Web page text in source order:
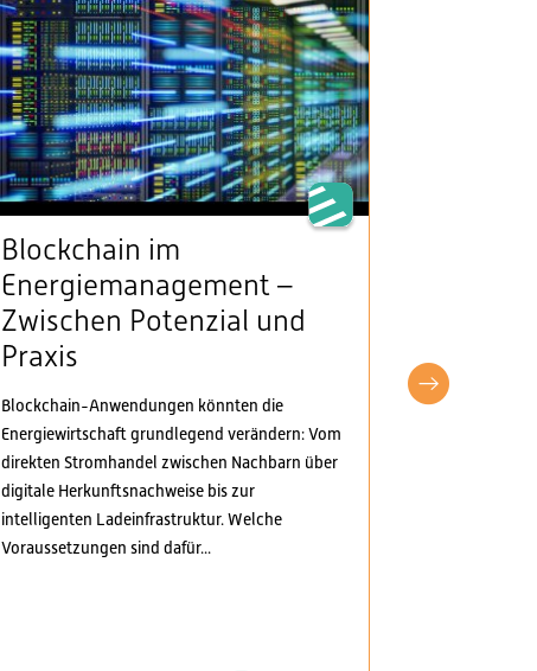
Blockchain im
Energiemanagement –
Zwischen Potenzial und
Praxis
Blockchain-Anwendungen könnten die
Energiewirtschaft grundlegend verändern: Vom
direkten Stromhandel zwischen Nachbarn über
digitale Herkunftsnachweise bis zur
intelligenten Ladeinfrastruktur. Welche
Voraussetzungen sind dafür...
fordert